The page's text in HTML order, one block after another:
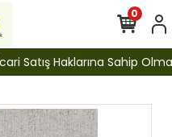
Satış Haklarına Sahip
0